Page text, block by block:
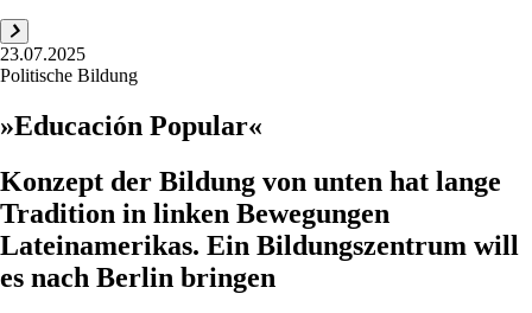
23.07.2025
Politische Bildung
»Educación Popular«
Konzept der Bildung von unten hat lange
Tradition in linken Bewegungen
Lateinamerikas. Ein Bildungszentrum will
es nach Berlin bringen